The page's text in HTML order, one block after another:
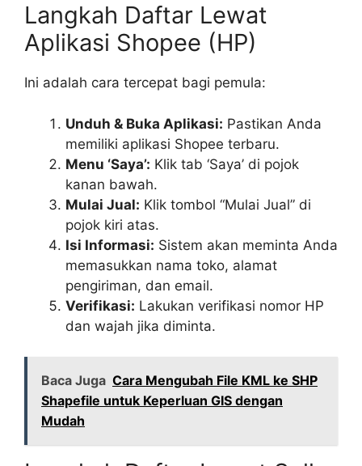
Langkah Daftar Lewat
Aplikasi Shopee (HP)
Ini adalah cara tercepat bagi pemula:
Unduh & Buka Aplikasi: Pastikan Anda
memiliki aplikasi Shopee terbaru.
Menu ‘Saya’: Klik tab ‘Saya’ di pojok
kanan bawah.
Mulai Jual: Klik tombol “Mulai Jual” di
pojok kiri atas.
Isi Informasi: Sistem akan meminta Anda
memasukkan nama toko, alamat
pengiriman, dan email.
Verifikasi: Lakukan verifikasi nomor HP
dan wajah jika diminta.
Baca Juga Cara Mengubah File KML ke SHP
Shapefile untuk Keperluan GIS dengan
Mudah